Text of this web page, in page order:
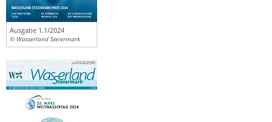
Ausgabe 1.1/2024
© Wasserland Steiermark